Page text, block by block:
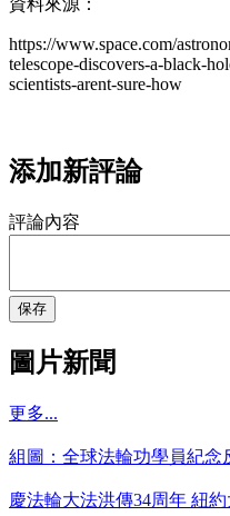
https://www.space.com/
telescope-discovers-a-black-
scientists-arent-sure-how
添加新評論
評論內容
保存
圖片新聞
更多...
組圖：全球法輪功學員紀念
慶法輪大法洪傳34周年 紐